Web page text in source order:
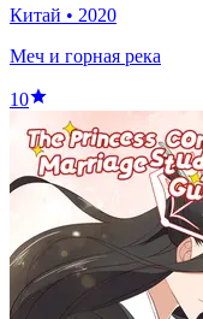
Китай • 2020
Меч и горная река
10